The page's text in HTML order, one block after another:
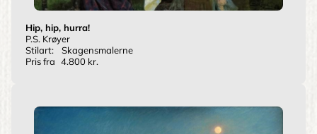
Hip, hip, hurra!
P.S. Krøyer
Stilart:
Skagensmalerne
Pris fra 4.800 kr.